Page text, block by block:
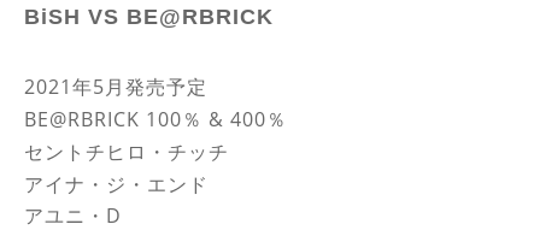
BiSH VS BE@RBRICK
2021年5月発売予定
BE@RBRICK 100％ & 400％
セントチヒロ・チッチ
アイナ・ジ・エンド
アユニ・D